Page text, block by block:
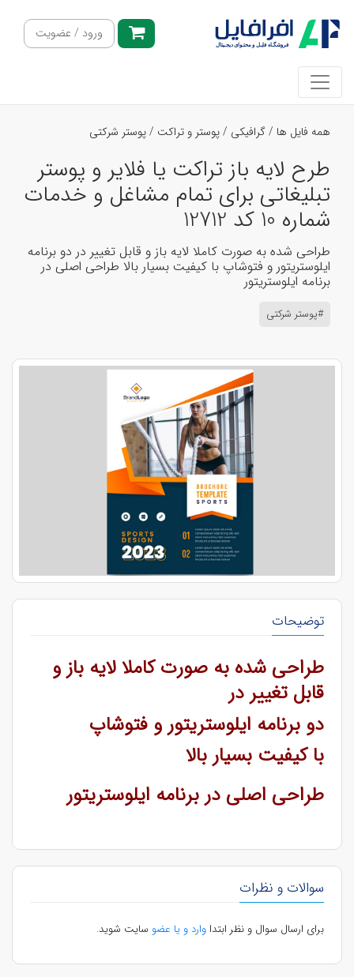
ورود / عضویت
همه فایل ها /گرافیکی /پوستر و تراکت /پوستر شرکتی
طرح لایه باز تراکت یا فلایر و پوستر
تبلیغاتی برای تمام مشاغل و خدمات
شماره 10 کد 12712
طراحی شده به صورت کاملا لایه باز و قابل تغییر در دو برنامه
ایلوستریتور و فتوشاپ با کیفیت بسیار بالا طراحی اصلی در
برنامه ایلوستریتور
#پوستر شرکتی
توضیحات
طراحی شده به صورت کاملا لایه باز و
قابل تغییر در
دو برنامه ایلوستریتور و فتوشاپ
با کیفیت بسیار بالا
طراحی اصلی در برنامه ایلوستریتور
سوالات و نظرات
برای ارسال سوال و نظر ابتداوارد و یا عضو سایت شوید.